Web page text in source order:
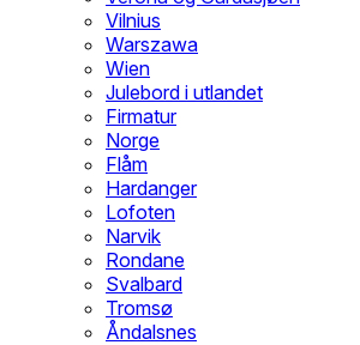
Vilnius
Warszawa
Wien
Julebord i utlandet
Firmatur
Norge
Flåm
Hardanger
Lofoten
Narvik
Rondane
Svalbard
Tromsø
Åndalsnes